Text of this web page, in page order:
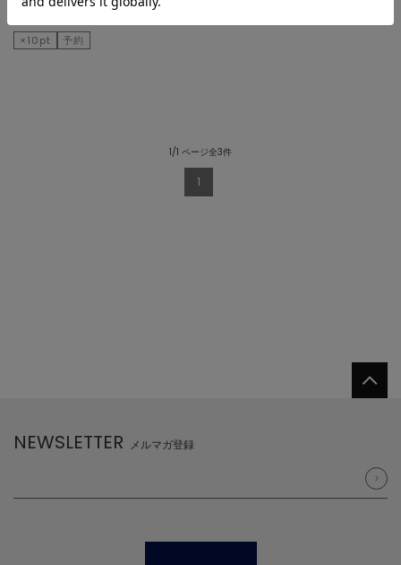
×10pt 予約
1/1 ページ全3件
1
NEWSLETTER メルマガ登録